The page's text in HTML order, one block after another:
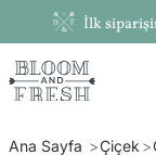
İlk
Ana Sayfa Çiçek